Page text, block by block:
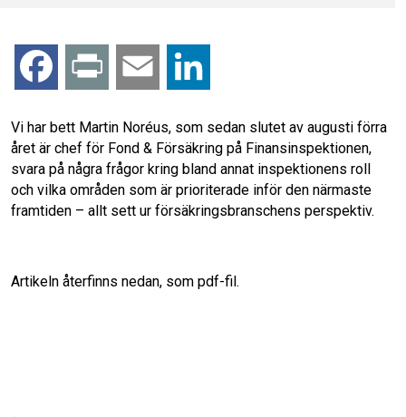
c
e
o
i
n
a
i
n
k
d
Vi har bett Martin Noréus, som sedan slutet av augusti förra
året är chef för Fond & Försäkring på Finansinspektionen,
svara på några frågor kring bland annat inspektionens roll
och vilka områden som är prioriterade inför den närmaste
framtiden – allt sett ur försäkringsbranschens perspektiv.
Artikeln återfinns nedan, som pdf-fil.